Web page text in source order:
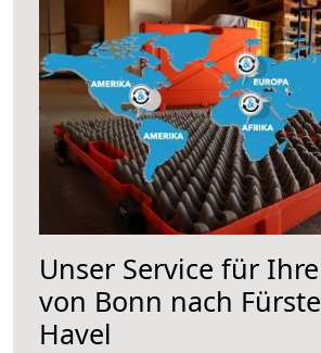
Unser Service für
von Bonn nach
Havel